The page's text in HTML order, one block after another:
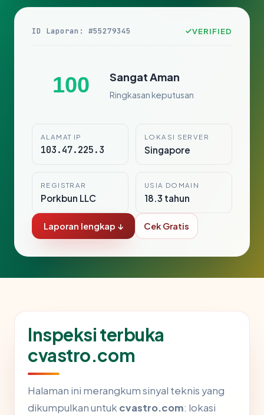
ID Laporan: #55279345 VERIFIED
100 Sangat Aman
Ringkasan keputusan
ALAMAT IP
103.47.225.3
LOKASI SERVER
Singapore
REGISTRAR
Porkbun LLC
USIA DOMAIN
18.3 tahun
Laporan lengkap ↓ Cek Gratis
Inspeksi terbuka
cvastro.com
Halaman ini merangkum sinyal teknis yang
dikumpulkan untukcvastro.com: lokasi